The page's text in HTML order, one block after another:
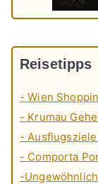
Reisetipps
- Wien
- Krumau
-
- Comporta
-